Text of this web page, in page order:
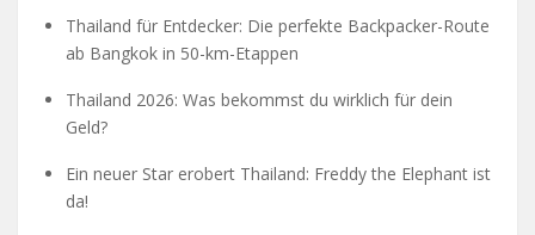
Thailand für Entdecker: Die perfekte Backpacker-Route
ab Bangkok in 50-km-Etappen
Thailand 2026: Was bekommst du wirklich für dein
Geld?
Ein neuer Star erobert Thailand: Freddy the Elephant ist
da!